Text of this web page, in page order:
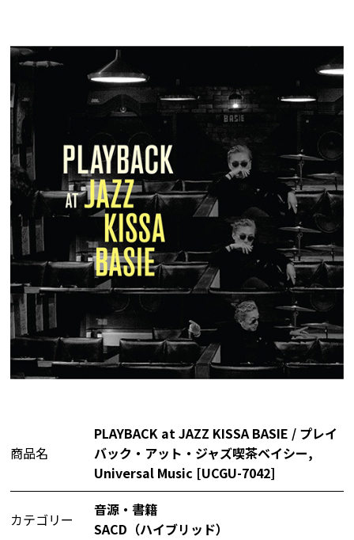
商品名
PLAYBACK at JAZZ KISSA BASIE / プレイ
バック・アット・ジャズ喫茶ベイシー,
Universal Music [UCGU-7042]
カテゴリー
音源・書籍
SACD（ハイブリッド）